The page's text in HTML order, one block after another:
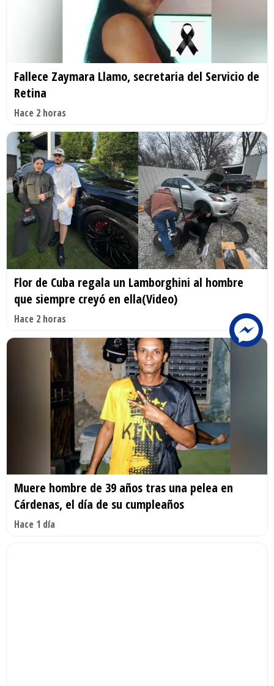
Fallece Zaymara Llamo, secretaria del Servicio de
Retina
Hace 2 horas
Flor de Cuba regala un Lamborghini al hombre
que siempre creyó en ella(Video)
Hace 2 horas
Muere hombre de 39 años tras una pelea en
Cárdenas, el día de su cumpleaños
Hace 1 día